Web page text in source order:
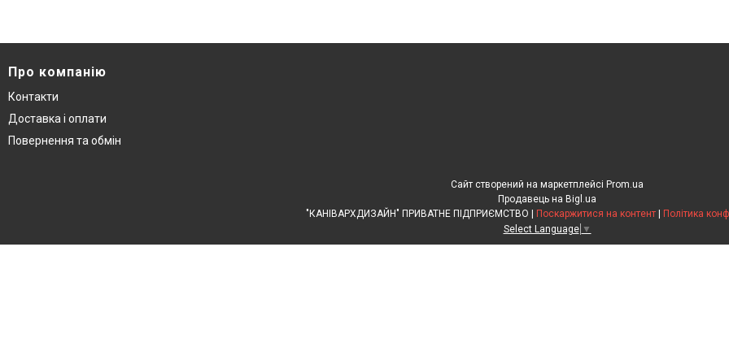
Про компанію
Контакти
Доставка і оплати
Повернення та обмін
Сайт створений на маркетплейсі Prom.ua
Продавець на Bigl.ua
Поскаржитися на контент
Політика
Select Language ▼